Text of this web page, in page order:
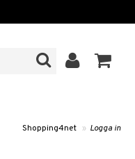
Shopping4net » Logga in